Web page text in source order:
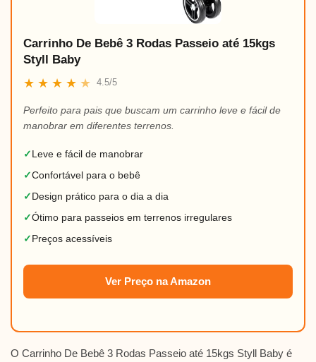
Carrinho De Bebê 3 Rodas Passeio até 15kgs
Styll Baby
★ ★ ★ ★ ★ 4.5/5
Perfeito para pais que buscam um carrinho leve e fácil de
manobrar em diferentes terrenos.
✓ Leve e fácil de manobrar
✓Confortável para o bebê
✓ Design prático para o dia a dia
✓Ótimo para passeios em terrenos irregulares
✓ Preços acessíveis
Ver Preço na Amazon
O Carrinho De Bebê 3 Rodas Passeio até 15kgs Styll Baby é